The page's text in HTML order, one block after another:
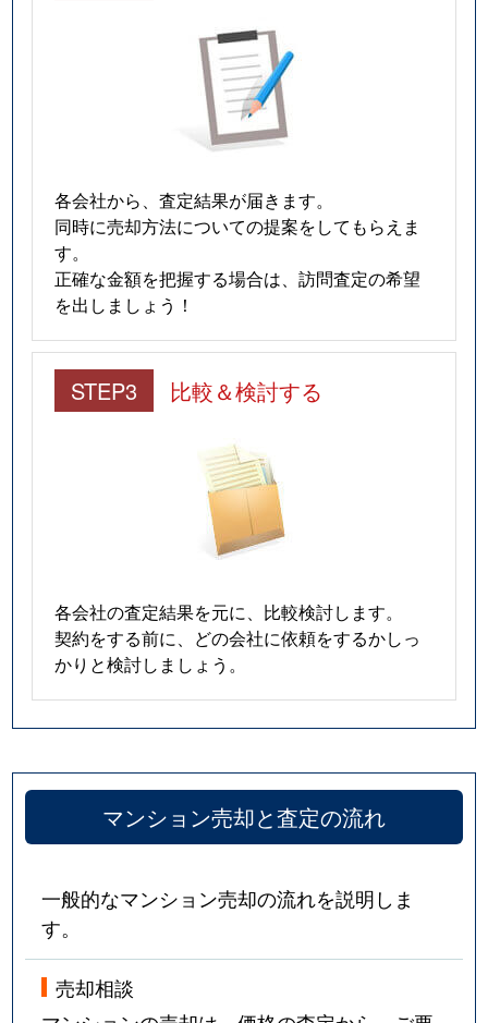
各会社から、査定結果が届きます。
同時に売却方法についての提案をしてもらえま
す。
正確な金額を把握する場合は、訪問査定の希望
を出しましょう！
STEP3 比較＆検討する
各会社の査定結果を元に、比較検討します。
契約をする前に、どの会社に依頼をするかしっ
かりと検討しましょう。
マンション売却と査定の流れ
一般的なマンション売却の流れを説明しま
す。
売却相談